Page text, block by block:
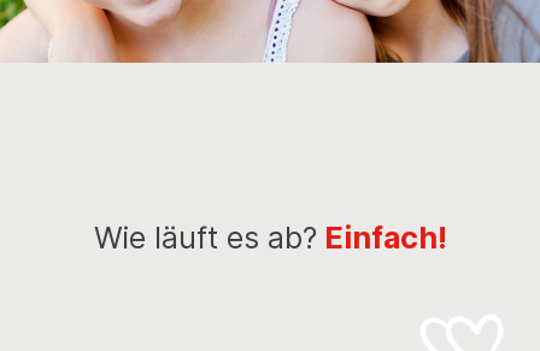
Wie läuft es ab? Einfach!